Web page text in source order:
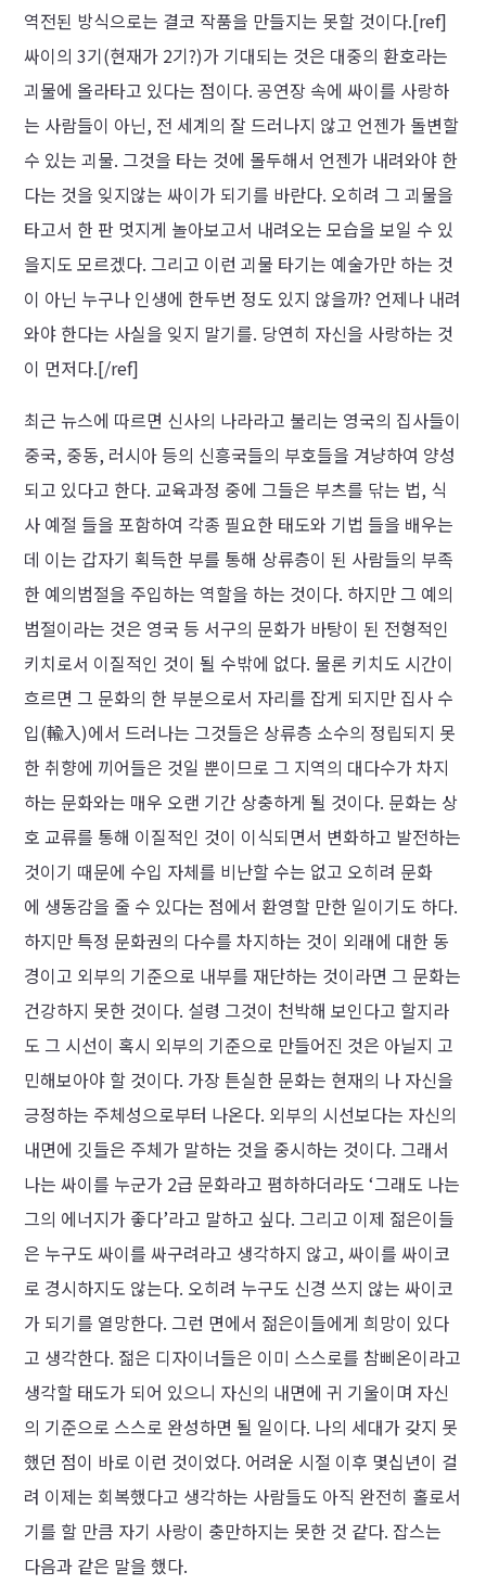
역전된 방식으로는 결코 작품을 만들지는 못할 것이다.[ref]
싸이의 3기(현재가 2기?)가 기대되는 것은 대중의 환호라는
괴물에 올라타고 있다는 점이다. 공연장 속에 싸이를 사랑하
는 사람들이 아닌, 전 세계의 잘 드러나지 않고 언젠가 돌변할
수 있는 괴물. 그것을 타는 것에 몰두해서 언젠가 내려와야 한
다는 것을 잊지않는 싸이가 되기를 바란다. 오히려 그 괴물을
타고서 한 판 멋지게 놀아보고서 내려오는 모습을 보일 수 있
을지도 모르겠다. 그리고 이런 괴물 타기는 예술가만 하는 것
이 아닌 누구나 인생에 한두번 정도 있지 않을까? 언제나 내려
와야 한다는 사실을 잊지 말기를. 당연히 자신을 사랑하는 것
이 먼저다.[/ref]
최근 뉴스에 따르면 신사의 나라라고 불리는 영국의 집사들이
중국, 중동, 러시아 등의 신흥국들의 부호들을 겨냥하여 양성
되고 있다고 한다. 교육과정 중에 그들은 부츠를 닦는 법, 식
사 예절 들을 포함하여 각종 필요한 태도와 기법 들을 배우는
데 이는 갑자기 획득한 부를 통해 상류층이 된 사람들의 부족
한 예의범절을 주입하는 역할을 하는 것이다. 하지만 그 예의
범절이라는 것은 영국 등 서구의 문화가 바탕이 된 전형적인
키치로서 이질적인 것이 될 수밖에 없다. 물론 키치도 시간이
흐르면 그 문화의 한 부분으로서 자리를 잡게 되지만 집사 수
입(輸入)에서 드러나는 그것들은 상류층 소수의 정립되지 못
한 취향에 끼어들은 것일 뿐이므로 그 지역의 대다수가 차지
하는 문화와는 매우 오랜 기간 상충하게 될 것이다. 문화는 상
호 교류를 통해 이질적인 것이 이식되면서 변화하고 발전하는
것이기 때문에 수입 자체를 비난할 수는 없고 오히려 문화
에 생동감을 줄 수 있다는 점에서 환영할 만한 일이기도 하다.
하지만 특정 문화권의 다수를 차지하는 것이 외래에 대한 동
경이고 외부의 기준으로 내부를 재단하는 것이라면 그 문화는
건강하지 못한 것이다. 설령 그것이 천박해 보인다고 할지라
도 그 시선이 혹시 외부의 기준으로 만들어진 것은 아닐지 고
민해보아야 할 것이다. 가장 튼실한 문화는 현재의 나 자신을
긍정하는 주체성으로부터 나온다. 외부의 시선보다는 자신의
내면에 깃들은 주체가 말하는 것을 중시하는 것이다. 그래서
나는 싸이를 누군가 2급 문화라고 폄하하더라도 ‘그래도 나는
그의 에너지가 좋다’라고 말하고 싶다. 그리고 이제 젊은이들
은 누구도 싸이를 싸구려라고 생각하지 않고, 싸이를 싸이코
로 경시하지도 않는다. 오히려 누구도 신경 쓰지 않는 싸이코
가 되기를 열망한다. 그런 면에서 젊은이들에게 희망이 있다
고 생각한다. 젊은 디자이너들은 이미 스스로를 참삐온이라고
생각할 태도가 되어 있으니 자신의 내면에 귀 기울이며 자신
의 기준으로 스스로 완성하면 될 일이다. 나의 세대가 갖지 못
했던 점이 바로 이런 것이었다. 어려운 시절 이후 몇십년이 걸
려 이제는 회복했다고 생각하는 사람들도 아직 완전히 홀로서
기를 할 만큼 자기 사랑이 충만하지는 못한 것 같다. 잡스는
다음과 같은 말을 했다.